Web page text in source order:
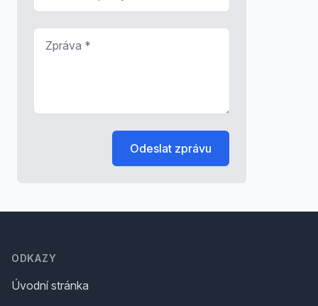
Odeslat zprávu
ODKAZY
Úvodní stránka